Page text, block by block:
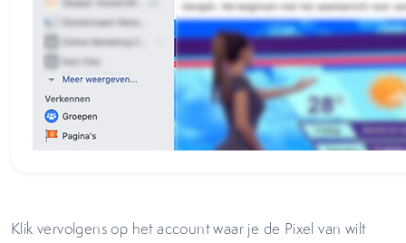
Klik vervolgens op het account waar je de Pixel van wilt